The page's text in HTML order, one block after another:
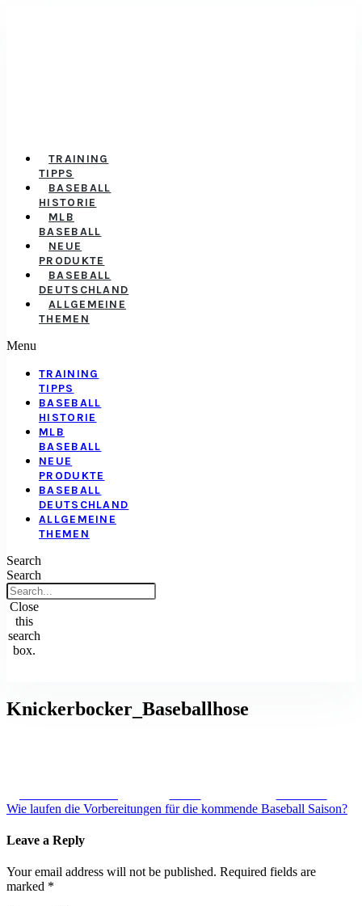
TRAINING
TIPPS
BASEBALL
HISTORIE
MLB
BASEBALL
NEUE
PRODUKTE
BASEBALL
DEUTSCHLAND
ALLGEMEINE
THEMEN
Menu
TRAINING
TIPPS
BASEBALL
HISTORIE
MLB
BASEBALL
NEUE
PRODUKTE
BASEBALL
DEUTSCHLAND
ALLGEMEINE
THEMEN
Search
Search
Close
this
search
box.
Knickerbocker_Baseballhose
Post
navigation
Wie laufen die Vorbereitungen für die kommende Baseball Saison?
Leave a Reply
Your email address will not be published. Required fields are
marked *